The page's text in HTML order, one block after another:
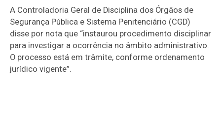
A Controladoria Geral de Disciplina dos Órgãos de
Segurança Pública e Sistema Penitenciário (CGD)
disse por nota que “instaurou procedimento disciplinar
para investigar a ocorrência no âmbito administrativo.
O processo está em trâmite, conforme ordenamento
jurídico vigente”.